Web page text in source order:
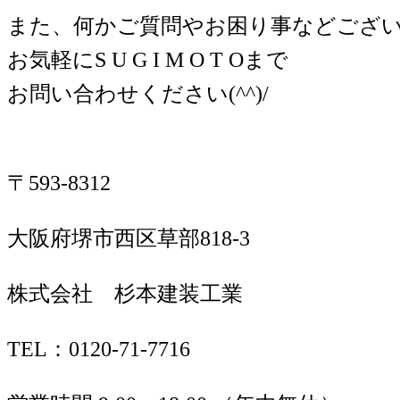
また、何かご質問やお困り事などござ
お気軽にS U G I M O T Oまで
お問い合わせください(^^)/
〒593-8312
大阪府堺市西区草部818-3
株式会社 杉本建装工業
TEL：0120-71-7716